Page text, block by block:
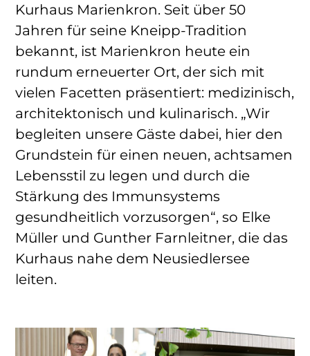
Kurhaus Marienkron. Seit über 50
Jahren für seine Kneipp-Tradition
bekannt, ist Marienkron heute ein
rundum erneuerter Ort, der sich mit
vielen Facetten präsentiert: medizinisch,
architektonisch und kulinarisch. „Wir
begleiten unsere Gäste dabei, hier den
Grundstein für einen neuen, achtsamen
Lebensstil zu legen und durch die
Stärkung des Immunsystems
gesundheitlich vorzusorgen“, so Elke
Müller und Gunther Farnleitner, die das
Kurhaus nahe dem Neusiedlersee
leiten.